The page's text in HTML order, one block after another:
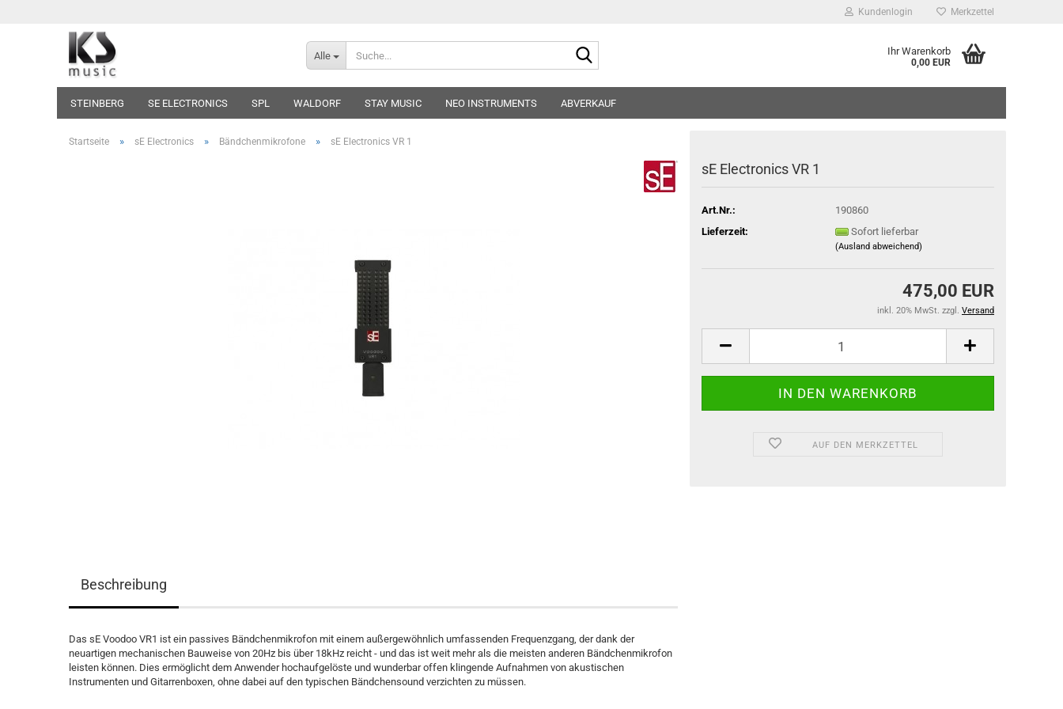
Kundenlogin
Konto erstellen
Merkzettel
Alle Ihr Warenkorb
0,00 EUR
STEINBERG SE ELECTRONICS SPL WALDORF STAY MUSIC NEO INSTRUMENTS ABVERKAUF
Startseite » sE Electronics » Bändchenmikrofone » sE Electronics VR 1
sE Electronics VR 1
Art.Nr.:
190860
Lieferzeit:
Sofort lieferbar
(Ausland abweichend)
475,00 EUR
inkl. 20% MwSt. zzgl. Versand
AUF DEN MERKZETTEL
Beschreibung
Das sE Voodoo VR1 ist ein passives Bändchenmikrofon mit einem außergewöhnlich umfassenden Frequenzgang, der dank der
neuartigen mechanischen Bauweise von 20Hz bis über 18kHz reicht - und das ist weit mehr als die meisten anderen Bändchenmikrofon
leisten können. Dies ermöglicht dem Anwender hochaufgelöste und wunderbar offen klingende Aufnahmen von akustischen
Instrumenten und Gitarrenboxen, ohne dabei auf den typischen Bändchensound verzichten zu müssen.